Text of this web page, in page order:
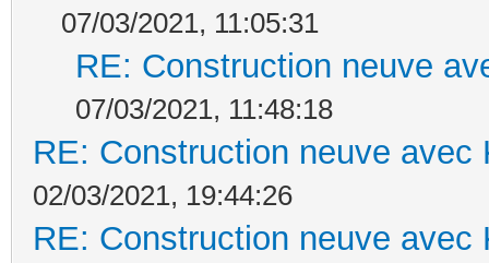
07/03/2021, 11:05:31
RE: Construction neuve
07/03/2021, 11:48:18
RE: Construction neuve avec
02/03/2021, 19:44:26
RE: Construction neuve avec